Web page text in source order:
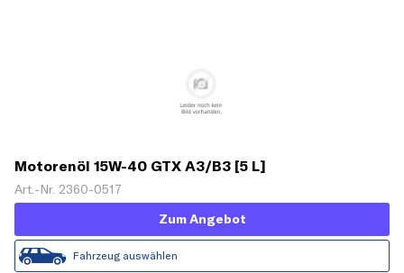
Motorenöl 15W-40 GTX A3/B3 [5 L]
Art.-Nr. 2360-0517
Zum Angebot
Fahrzeug auswählen